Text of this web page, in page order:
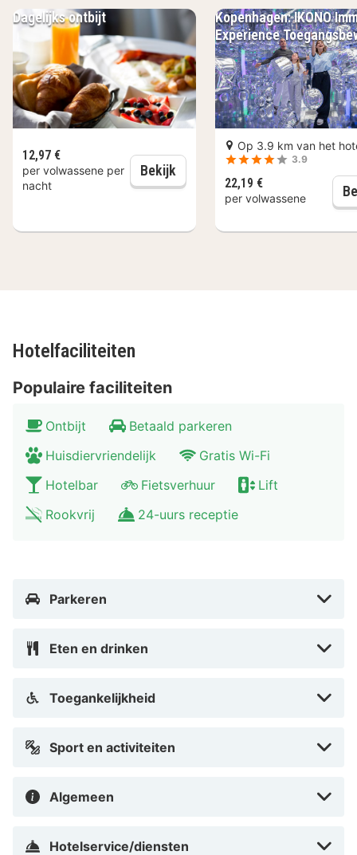
Kopenhagen: IKONO
Experience
Op 3.9 km van het
3.9
22,19 €
per volwassene
Dagelijks ontbijt
12,97 €
per volwassene per
nacht
Bekijk Dagelijks ontbijt
Hotelfaciliteiten
Populaire faciliteiten
Ontbijt
Betaald parkeren
Huisdiervriendelijk
Gratis Wi-Fi
Hotelbar
Fietsverhuur
Lift
Rookvrij
24-uurs receptie
Parkeren
Eten en drinken
Toegankelijkheid
Sport en activiteiten
Algemeen
Hotelservice/diensten